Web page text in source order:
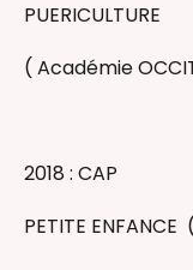
PUERICULTURE ​
( Académie
2018 : CAP
PETITE